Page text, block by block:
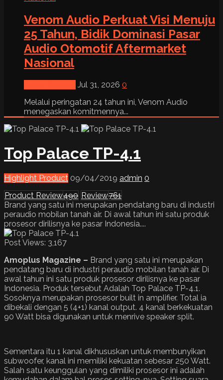
Venom Audio Perkuat Visi Menuju
25 Tahun, Bidik Dominasi Pasar
Audio Otomotif Aftermarket
Nasional
Jul 31, 2026 0
Melalui peringatan 24 tahun ini, Venom Audio
menegaskan komitmennya...
Top Palace TP-4.1
Highlight Product 09/04/2019 admin 0
Product Review490 Review761
Brand yang satu ini merupakan pendatang baru di industri
peraudio mobilan tanah air. Di awal tahun ini satu produk
prosesor dirilisnya ke pasar Indonesia....
Post Views: 3,167
Amoplus Magazine – Brand yang satu ini merupakan
pendatang baru di industri peraudio mobilan tanah air. Di
awal tahun ini satu produk prosesor dirilisnya ke pasar
Indonesia. Produk tersebut Adalah Top Palace TP-4.1.
Sosoknya merupakan prosesor built in amplifier. Total ia
dibekali dengan 5 (4+1) kanal output. 4 kanal berkekuatan
90 Watt bisa digunakan untuk menrive speaker split.
Sementara itu 1 kanal dikhususkan untuk membunyikan
subwoofer, kanal ini memiliki kekuatan sebesar 250 Watt.
Salah satu keunggulan yang dimiliki prosesor ini adalah